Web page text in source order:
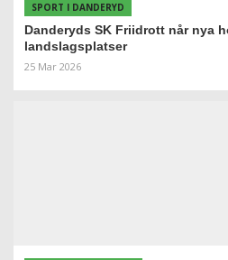
SPORT I DANDERYD
Danderyds SK Friidrott når nya
landslagsplatser
25 Mar 2026